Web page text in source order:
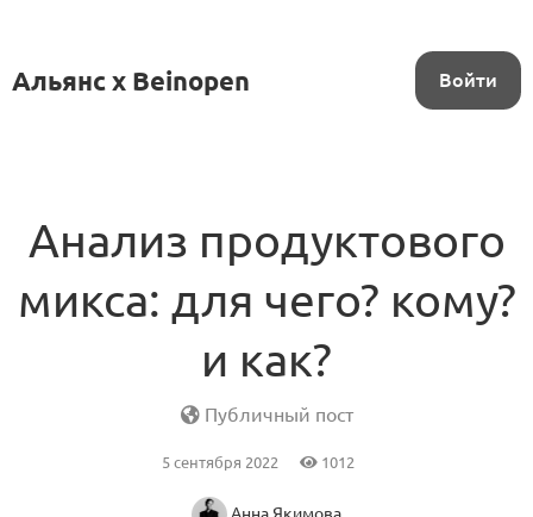
Альянс x Beinopen Войти
Анализ продуктового
микса: для чего? кому?
и как?
Публичный пост
5 сентября 2022 1012
Анна Якимова